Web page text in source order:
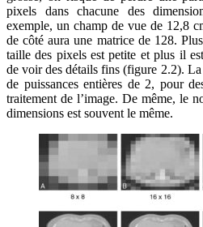
pixels dans chacune des
exemple, un champ de vue de 12,8
de côté aura une matrice de 128.
taille des pixels est petite et plus il
de voir des détails fins (figure 2.2). La
de puissances entières de 2, pour
traitement de l’image. De même, le
dimensions est souvent le même.